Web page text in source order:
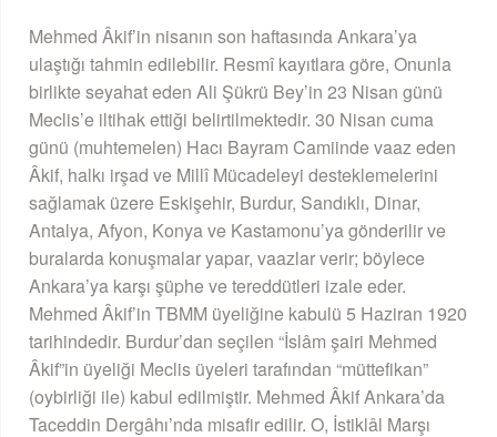
Mehmed Âkif’in nisanın son haftasında Ankara’ya
ulaştığı tahmin edilebilir. Resmî kayıtlara göre, Onunla
birlikte seyahat eden Ali Şükrü Bey’in 23 Nisan günü
Meclis’e iltihak ettiği belirtilmektedir. 30 Nisan cuma
günü (muhtemelen) Hacı Bayram Camiinde vaaz eden
Âkif, halkı irşad ve Millî Mücadeleyi desteklemelerini
sağlamak üzere Eskişehir, Burdur, Sandıklı, Dinar,
Antalya, Afyon, Konya ve Kastamonu’ya gönderilir ve
buralarda konuşmalar yapar, vaazlar verir; böylece
Ankara’ya karşı şüphe ve tereddütleri izale eder.
Mehmed Âkif’in TBMM üyeliğine kabulü 5 Haziran 1920
tarihindedir. Burdur’dan seçilen “İslâm şairi Mehmed
Âkif”in üyeliği Meclis üyeleri tarafından “müttefikan”
(oybirliği ile) kabul edilmiştir. Mehmed Âkif Ankara’da
Taceddin Dergâhı’nda misafir edilir. O, İstiklâl Marşı